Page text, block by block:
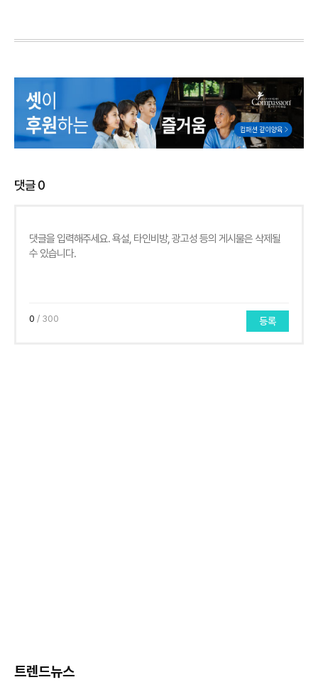
댓글0
0 / 300 등록
트렌드뉴스